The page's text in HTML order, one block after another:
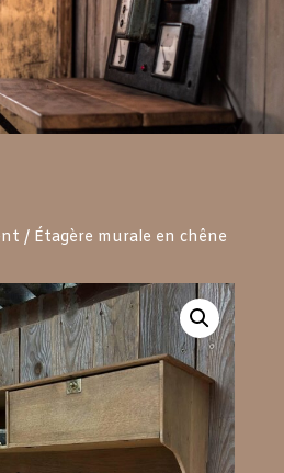
settings. You can also style
in the module Design
custom CSS to this text in the
/ Étagère murale en chêne